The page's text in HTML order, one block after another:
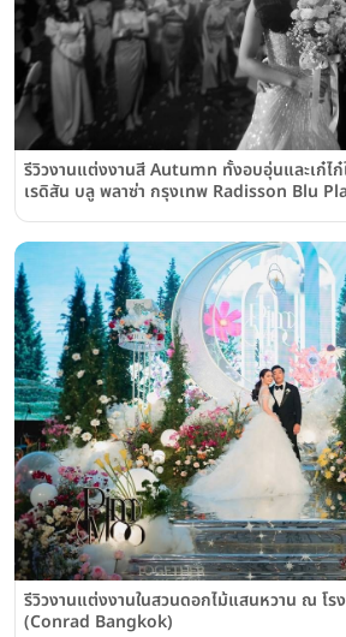
รีวิวงานแต่งงานสี Autumn ทั้งอบอุ่นและเก๋ไ
เรดิสัน บลู พลาซ่า กรุงเทพ Radisson Blu
รีวิวงานแต่งงานในสวนดอกไม้แสนหวาน ณ โ
(Conrad Bangkok)